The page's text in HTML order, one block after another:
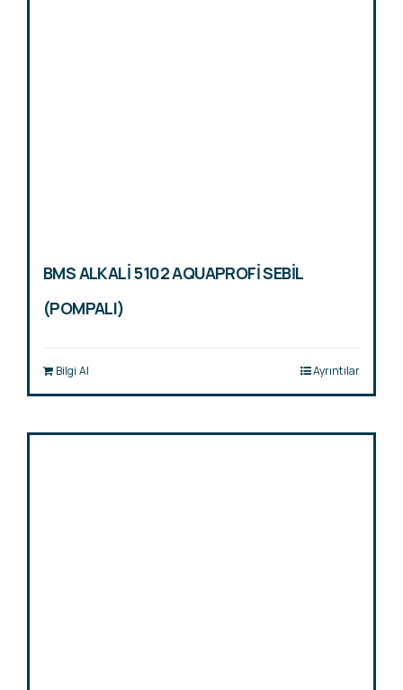
BMS ALKALİ 5102 AQUAPROFİ SEBİL
(POMPALI)
Bilgi Al Ayrıntılar